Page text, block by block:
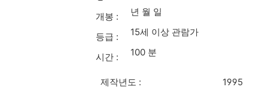
개봉 :
년 월 일
등급 : 15세 이상 관람가
시간 : 100 분
제작년도 : 1995